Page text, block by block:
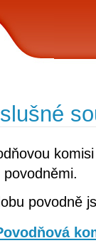
povodněmi.
povodně